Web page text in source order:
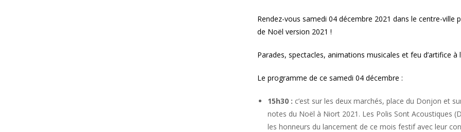
Rendez-vous samedi 04 décembre 2021 dans le centre-
de Noël version 2021 !
Parades, spectacles, animations musicales et feu d’artifice
Le programme de ce samedi 04 décembre :
15h30 : c’est sur les deux marchés, place du Donjon et
notes du Noël à Niort 2021. Les Polis Sont Acoustiques
les honneurs du lancement de ce mois festif avec leur